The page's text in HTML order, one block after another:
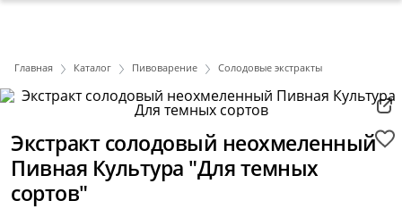
Главная Каталог Пивоварение Солодовые экстракты
Экстракт солодовый неохмеленный
Пивная Культура "Для темных
сортов"